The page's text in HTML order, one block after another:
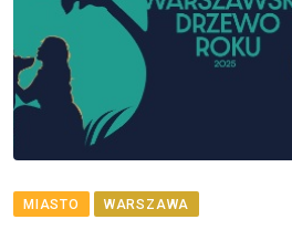
MIASTO WARSZAWA